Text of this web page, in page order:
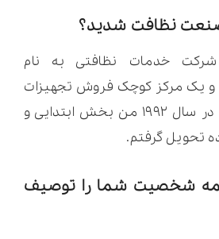
خدمات نظافتی به نام
Floormac Services و یک مرکز کوچک فروش تجهیزات
و مواد نظافتی بود. در سال ۱۹۹۲ من بخش ابتدایی و
شخصیت شما را توصیف